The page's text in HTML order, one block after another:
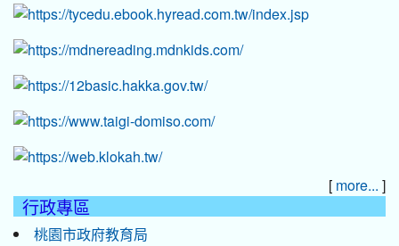
[ more... ]
行政專區
桃園市政府教育局